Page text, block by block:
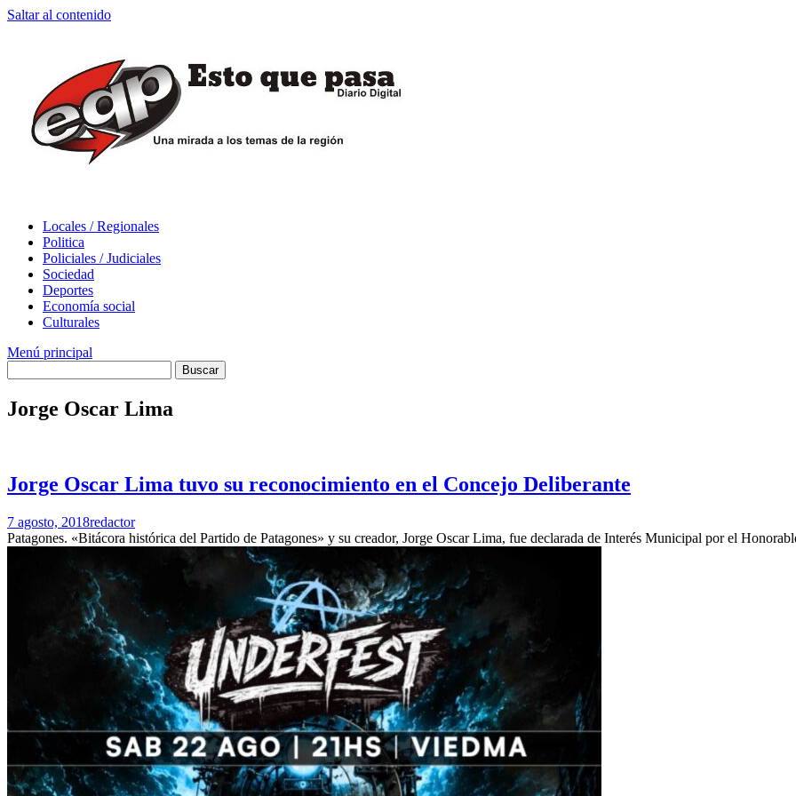
Saltar al contenido
Locales / Regionales
Politica
Policiales / Judiciales
Sociedad
Deportes
Economía social
Culturales
Menú principal
Jorge Oscar Lima
Jorge Oscar Lima tuvo su reconocimiento en el Concejo Deliberante
7 agosto, 2018redactor
Patagones. «Bitácora histórica del Partido de Patagones» y su creador, Jorge Oscar Lima, fue declarada de Interés Municipal por el